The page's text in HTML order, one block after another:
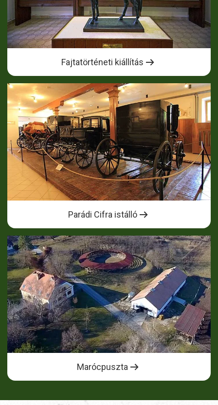
Fajtatörténeti kiállítás
Parádi Cifra istálló
Marócpuszta